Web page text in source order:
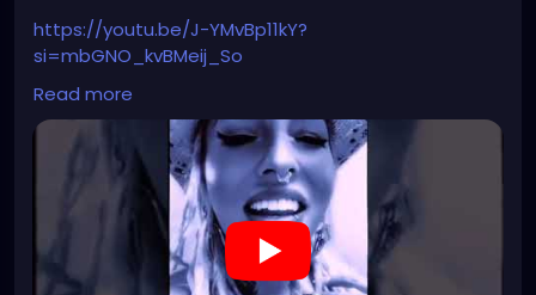
https://youtu.be/J-YMvBp11kY?
si=mbGNO_kvBMeij_So
#hellpop #creaturecosplay
#monstercore
#creaturecore#dommymommy
Read more